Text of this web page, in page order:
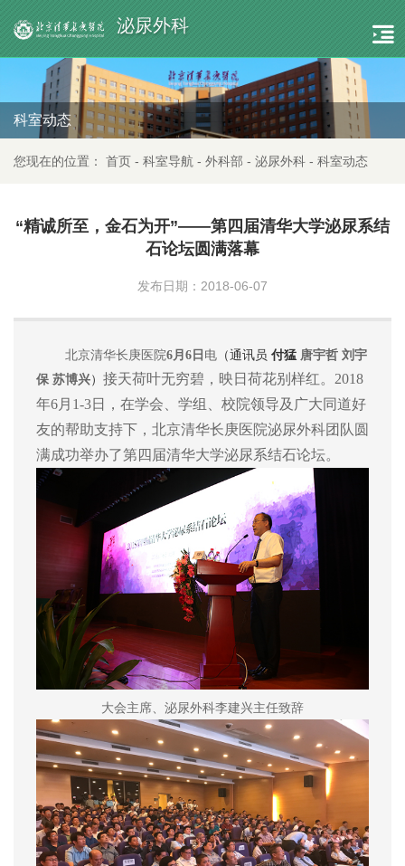
泌尿外科
科室动态
您现在的位置： 首页 - 科室导航 - 外科部 - 泌尿外科 - 科室动态
“精诚所至，金石为开”——第四届清华大学泌尿系结
石论坛圆满落幕
发布日期：2018-06-07
北京清华长庚医院6月6日 电 （通讯员 付猛 唐宇哲 刘宇
保 苏博兴） 接天荷叶无穷碧，映日荷花别样红。2018
年6月1-3日，在学会、学组、校院领导及广大同道好
友的帮助支持下，北京清华长庚医院泌尿外科团队圆
满成功举办了第四届清华大学泌尿系结石论坛。
大会主席、泌尿外科李建兴主任致辞